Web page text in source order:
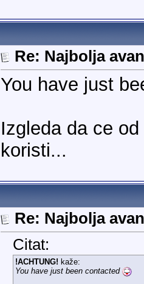
Re: Najbolja
You have just
Izgleda da ce
koristi...
Re: Najbolja
Citat:
!ACHTUNG! kaže:
You have just been contacted